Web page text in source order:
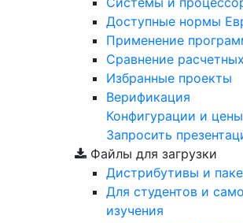
Доступные нормы
Применение
Сравнение
Избранные проекты
Верификация
Конфигурации и цены
Запросить
Файлы для загрузки
Дистрибутивы и
Для студентов и
изучения